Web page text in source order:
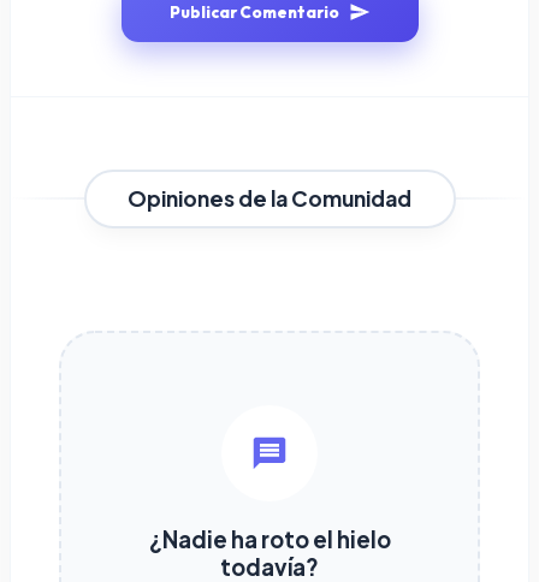
Publicar Comentario
Opiniones de la Comunidad
¿Nadie ha roto el hielo
todavía?